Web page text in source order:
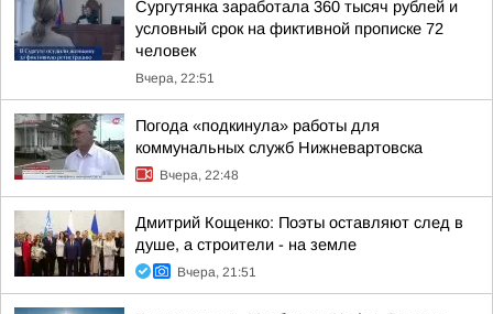
Сургутянка заработала 360 тысяч рублей и
условный срок на фиктивной прописке 72
человек
Вчера, 22:51
Погода «подкинула» работы для
коммунальных служб Нижневартовска
Вчера, 22:48
Дмитрий Кощенко: Поэты оставляют след в
душе, а строители - на земле
Вчера, 21:51